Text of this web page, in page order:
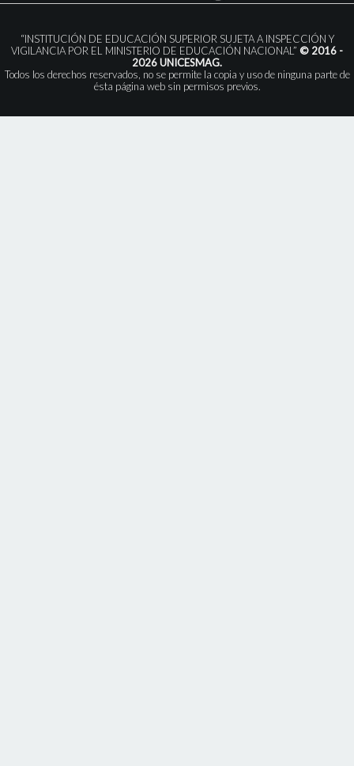
“INSTITUCIÓN DE EDUCACIÓN SUPERIOR SUJETA A INSPECCIÓN Y
VIGILANCIA POR EL MINISTERIO DE EDUCACIÓN NACIONAL” © 2016 -
2026 UNICESMAG.
Todos los derechos reservados, no se permite la copia y uso de ninguna parte de
ésta página web sin permisos previos.